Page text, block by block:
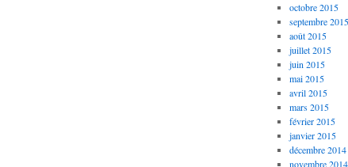
octobre 2015
septembre 2015
août 2015
juillet 2015
juin 2015
mai 2015
avril 2015
mars 2015
février 2015
janvier 2015
décembre 2014
novembre 2014